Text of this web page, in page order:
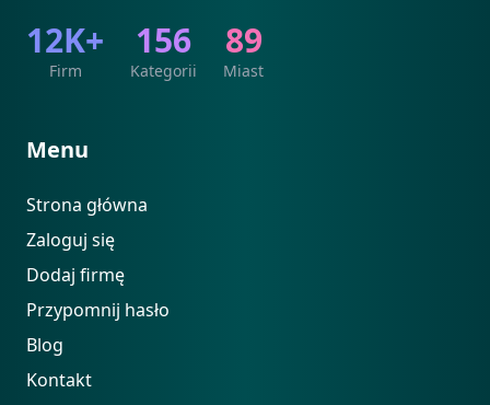
12K+
Firm
156
Kategorii
89
Miast
Menu
Strona główna
Zaloguj się
Dodaj firmę
Przypomnij hasło
Blog
Kontakt